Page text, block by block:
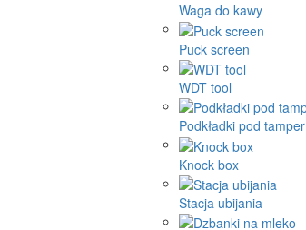
Waga do kawy
Puck screen
WDT tool
Podkładki pod tamper
Knock box
Stacja ubijania